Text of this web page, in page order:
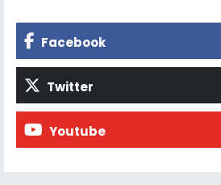
Facebook
Twitter
Youtube